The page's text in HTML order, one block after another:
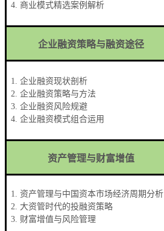
4. 商业模式精选案例解析
企业融资策略与融资途径
1. 企业融资现状剖析
2. 企业融资策略与方法
3. 企业融资风险规避
4. 企业融资模式组合运用
资产管理与财富增值
1. 资产管理与中国资本市场经济周期分析
2. 大资管时代的投融资策略
3. 财富增值与风险管理